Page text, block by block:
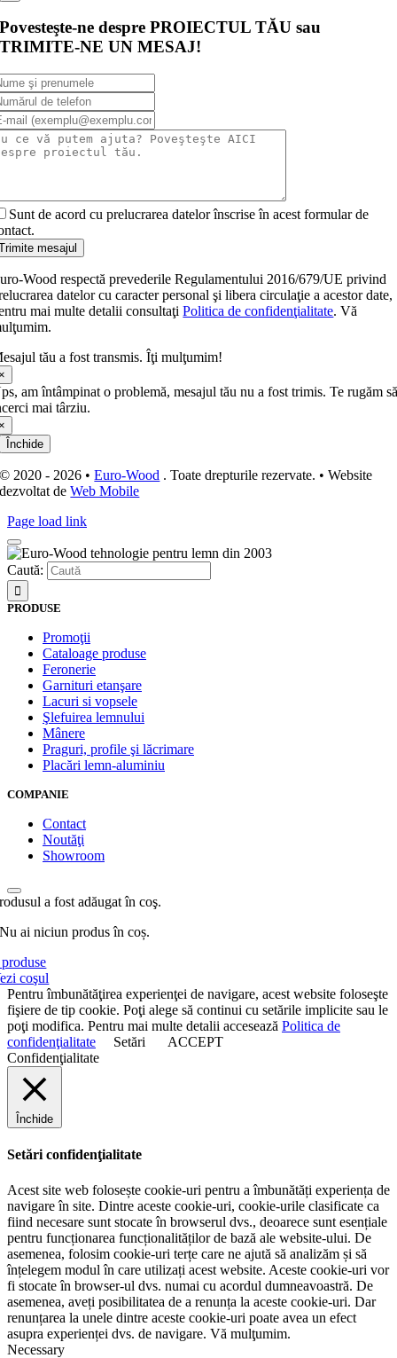
Povesteşte-ne despre PROIECTUL TĂU sau
TRIMITE-NE UN MESAJ!
Sunt de acord cu prelucrarea datelor înscrise în acest formular de
mesajul
Wood respectă prevederile Regulamentului 2016/679/UE privind
datelor cu caracter personal şi libera circulaţie a acestor date,
mai multe detalii consultaţiPolitica de confidenţialitate. Vă
tău a fost transmis. Îţi mulţumim!
am întâmpinat o problemă, mesajul tău nu a fost trimis. Te rugăm
mai târziu.
Închide
© 2020 - 2026 •Euro-Wood . Toate drepturile rezervate. • Website
dezvoltat deWeb Mobile
Page load link
Caută:
PRODUSE
Promoţii
Cataloage produse
Feronerie
Garnituri etanşare
Lacuri si vopsele
Şlefuirea lemnului
Mânere
Praguri, profile şi lăcrimare
Placări lemn-aluminiu
COMPANIE
Contact
Noutăţi
Showroom
a fost adăugat în coş.
Nu ai niciun produs în coș.
coşul
Pentru îmbunătăţirea experienţei de navigare, acest website foloseşte
fişiere de tip cookie. Poţi alege să continui cu setările implicite sau le
poţi modifica. Pentru mai multe detalii accesează Politica de
confidenţialitate
Setări
ACCEPT
Confidenţialitate
Închide
Setări confidenţialitate
Acest site web folosește cookie-uri pentru a îmbunătăți experiența de
navigare în site. Dintre aceste cookie-uri, cookie-urile clasificate ca
fiind necesare sunt stocate în browserul dvs., deoarece sunt esențiale
pentru funcționarea funcționalităților de bază ale website-ului. De
asemenea, folosim cookie-uri terțe care ne ajută să analizăm și să
înțelegem modul în care utilizați acest website. Aceste cookie-uri vor
fi stocate în browser-ul dvs. numai cu acordul dumneavoastră. De
asemenea, aveți posibilitatea de a renunța la aceste cookie-uri. Dar
renunțarea la unele dintre aceste cookie-uri poate avea un efect
asupra experienței dvs. de navigare. Vă mulţumim.
Necessary